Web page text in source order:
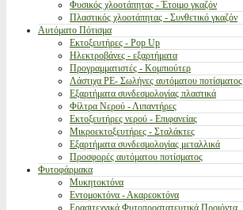
Φυσικός χλοοτάπητας - Έτοιμο γκαζόν
Πλαστικός χλοοτάπητας - Συνθετικό γκαζόν
Αυτόματο Πότισμα
Εκτοξευτήρες - Pop Up
Ηλεκτροβάνες - εξαρτήματα
Προγραμματιστές - Κομπιούτερ
Λάστιχα PE- Σωλήνες αυτόματου ποτίσματος
Εξαρτήματα συνδεσμολογίας πλαστικά
Φίλτρα Νερού - Λιπαντήρες
Εκτοξευτήρες νερού - Επιφανείας
Μικροεκτοξευτήρες - Σταλάκτες
Εξαρτήματα συνδεσμολογίας μεταλλικά
Προσφορές αυτόματου ποτίσματος
Φυτοφάρμακα
Μυκητοκτόνα
Εντομοκτόνα - Ακαρεοκτόνα
Ερασιτεχνικά Φυτοπροστατευτικά Προιόντα